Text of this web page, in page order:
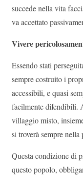
succede nella vita
va accettato
Vivere
Essendo stati
sempre costruito i
accessibili, e quasi
facilmente difendibili.
villaggio misto,
si troverà sempre
Questa condizione di
questo popolo,